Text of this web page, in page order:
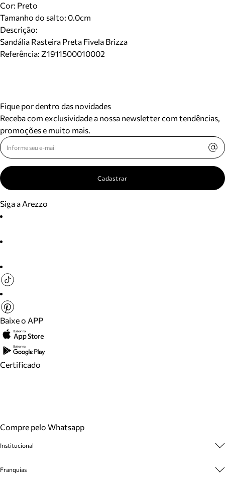
Cor: Preto
Tamanho do salto: 0.0cm
Descrição:
Sandália Rasteira Preta Fivela Brizza
Referência: Z1911500010002
Fique por dentro das novidades
Receba com exclusividade a nossa newsletter com tendências,
promoções e muito mais.
Cadastrar
Siga a Arezzo
Baixe o APP
Certificado
Compre pelo Whatsapp
Institucional
Cashback
Franquias